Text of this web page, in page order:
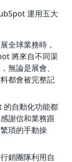
運用五大
全球業務時，
將來自不同渠
無論是展會、
都會被完整記
的自動化功能都
謝信和業務跟
瑣的手動操
銷團隊利用自